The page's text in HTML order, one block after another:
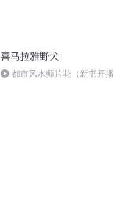
喜马拉雅野犬
都市风水师片花（新书开播